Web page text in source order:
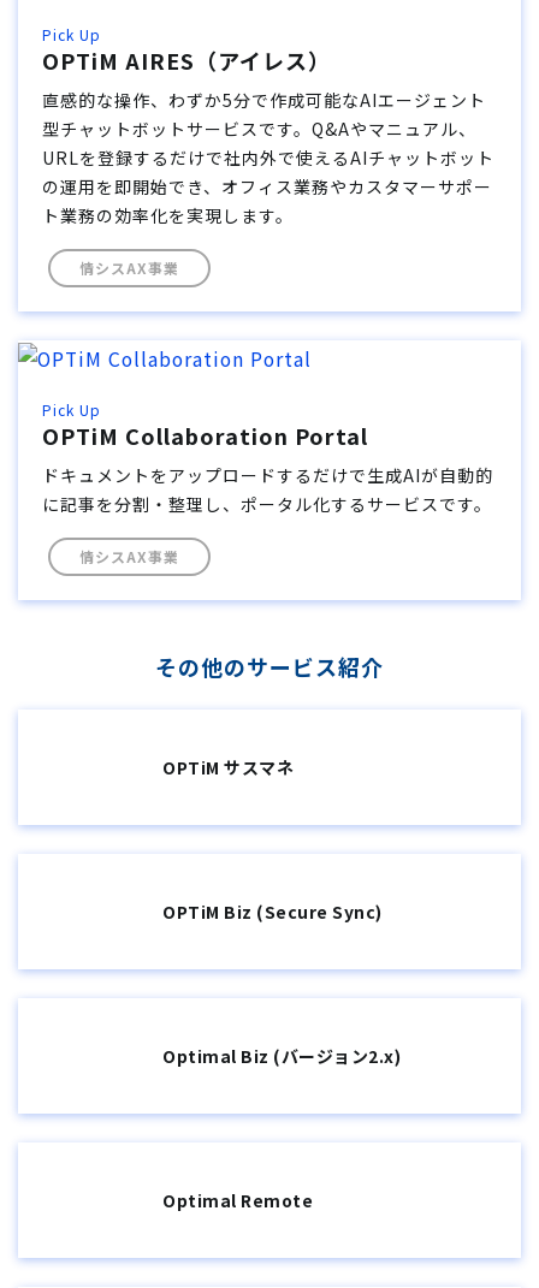
Pick Up
OPTiM AIRES（アイレス）
直感的な操作、わずか5分で作成可能なAIエージェント
型チャットボットサービスです。Q&Aやマニュアル、
URLを登録するだけで社内外で使えるAIチャットボット
の運用を即開始でき、オフィス業務やカスタマーサポー
ト業務の効率化を実現します。
情シスAX事業
Pick Up
OPTiM Collaboration Portal
ドキュメントをアップロードするだけで生成AIが自動的
に記事を分割・整理し、ポータル化するサービスです。
情シスAX事業
その他のサービス紹介
OPTiM サスマネ
OPTiM Biz (Secure Sync)
Optimal Biz (バージョン2.x)
Optimal Remote